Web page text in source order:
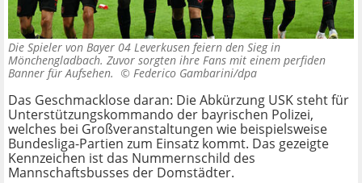
Die Spieler von Bayer 04 Leverkusen feiern den Sieg in
Mönchengladbach. Zuvor sorgten ihre Fans mit einem perfiden
Banner für Aufsehen. © Federico Gambarini/dpa
Das Geschmacklose daran: Die Abkürzung USK steht für
Unterstützungskommando der bayrischen Polizei,
welches bei Großveranstaltungen wie beispielsweise
Bundesliga-Partien zum Einsatz kommt. Das gezeigte
Kennzeichen ist das Nummernschild des
Mannschaftsbusses der Domstädter.